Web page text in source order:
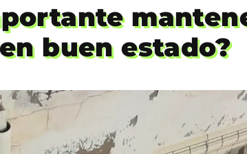
buen estado?